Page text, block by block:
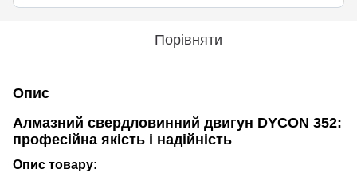
Порівняти
Опис
Алмазний свердловинний двигун DYCON 352:
професійна якість і надійність
Опис товару: